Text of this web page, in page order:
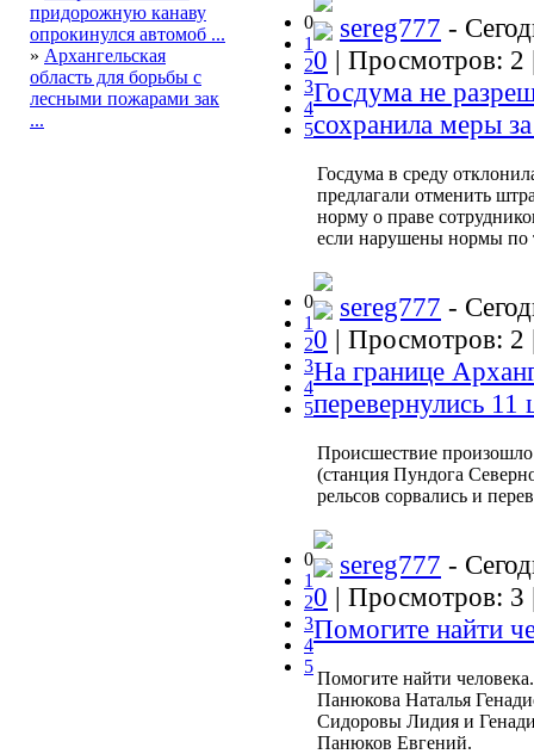
придорожную канаву
опрокинулся автомоб ...
» Архангельская
область для борьбы с
лесными пожарами зак
...
0
1
2
3
4
5
sereg777 -
0 | Просмотров:
Госдума не
сохранила меры
Госдума в среду
предлагали отменить
норму о праве
если нарушены нормы по
0
1
2
3
4
5
sereg777 -
0 | Просмотров:
На границе
перевернулись 11
Происшествие
(станция Пундога
рельсов сорвались и
0
1
2
3
4
5
sereg777 -
0 | Просмотров:
Помогите найти
Помогите найти
Панюкова Наталья
Сидоровы Лидия и
Панюков Евгений.